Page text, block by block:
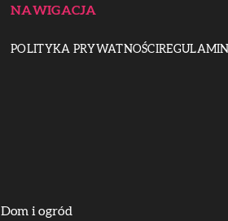
NAWIGACJA
POLITYKA PRYWATNOŚCIREGULAMIN
Dom i ogród